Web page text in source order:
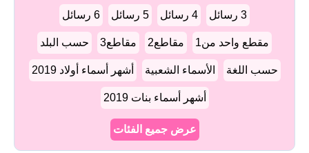
3 رسائل 4 رسائل 5 رسائل 6 رسائل
مقطع واحد من1 مقاطع2 مقاطع3 حسب البلد
حسب اللغة الأسماء الشعبية أشهر أسماء أولاد 2019
أشهر أسماء بنات 2019
عرض جميع الفئات